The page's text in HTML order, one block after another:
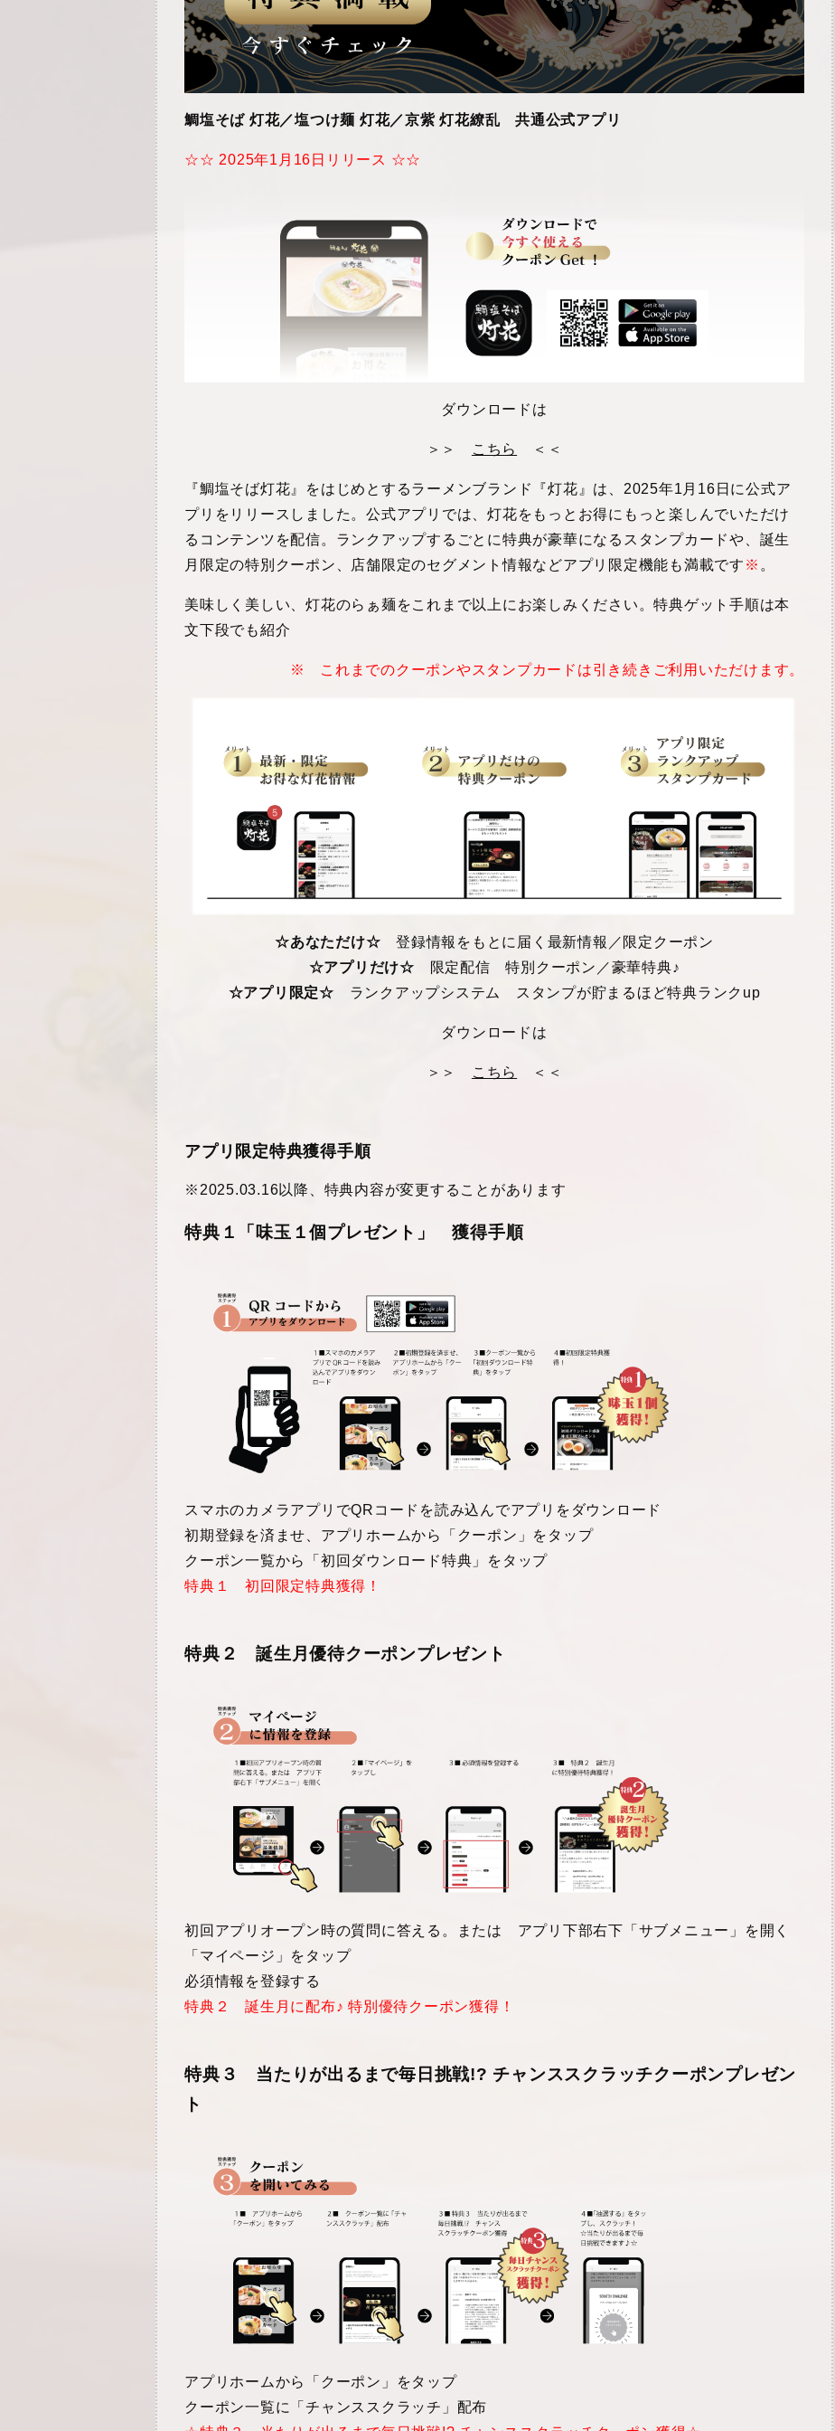
鯛塩そば 灯花／塩つけ麺 灯花／京紫 灯花繚乱 共通公式アプリ
☆☆ 2025年1月16日リリース ☆☆
ダウンロードは
＞＞ こちら ＜＜
『鯛塩そば灯花』をはじめとするラーメンブランド『灯花』は、 2025年1 月 16 日に公式ア
プリをリリースしました。公式アプリでは、灯花をもっとお得にもっと楽しんでいただけ
るコンテンツを配信。ランクアップするごとに特典が豪華になるスタンプカードや、誕生
月限定の特別クーポン、店舗限定のセグメント情報などアプリ限定機能も満載です ※ 。
美味しく美しい、灯花のらぁ麺をこれまで以上にお楽しみください。特典ゲット手順は本
文下段でも紹介
※ これまでのクーポンやスタンプカードは引き続きご利用いただけます。
☆あなただけ☆ 登録情報をもとに届く最新情報／限定クーポン
☆アプリだけ☆ 限定配信 特別クーポン／豪華特典♪
☆アプリ限定☆ ランクアップシステム スタンプが貯まるほど特典ランクup
ダウンロードは
＞＞ こちら ＜＜
アプリ限定特典獲得手順
※2025.03.16以降、特典内容が変更することがあります
特典１「味玉１個プレゼント」 獲得手順
スマホのカメラアプリでQR コードを読み込んでアプリをダウンロード
初期登録を済ませ、アプリホームから「クーポン」をタップ
クーポン一覧から「初回ダウンロード特典」をタップ
特典１ 初回限定特典獲得！
特典２ 誕生月優待クーポンプレゼント
初回アプリオープン時の質問に答える。または アプリ下部右下「サブメニュー」を開く
「マイページ」をタップ
必須情報を登録する
特典２ 誕生月に配布♪ 特別優待クーポン獲得！
特典３ 当たりが出るまで毎日挑戦!? チャンススクラッチクーポンプレゼン
ト
アプリホームから「クーポン」をタップ
クーポン一覧に「チャンススクラッチ」配布